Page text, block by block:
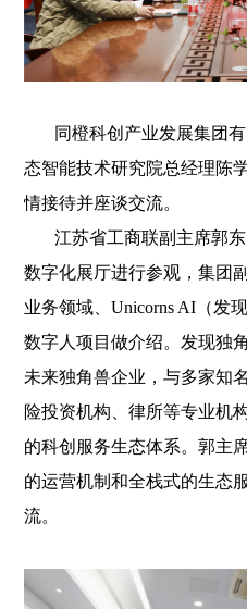
同橙科创产业发展集团
态智能技术研究院总经理陈
情接待并座谈交流。
江苏省工商联副主席郭
数字化展厅进行参观，集团
业务领域、Unicorns AI（发
数字人项目做介绍。发现独
未来独角兽企业，与多家知
险投资机构、律所等专业机
的科创服务生态体系。郭主
的运营机制和全栈式的生态
流。